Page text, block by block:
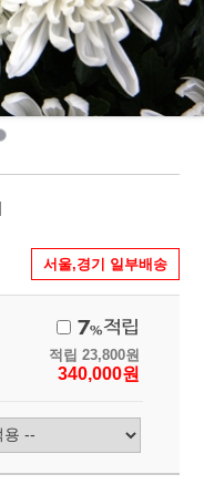
서울,경기 일부배송
적립 23,800원
340,000원